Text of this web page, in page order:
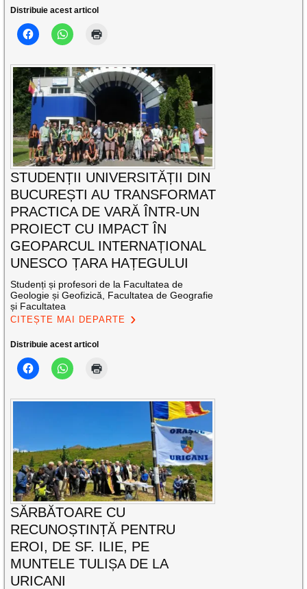
Distribuie acest articol
STUDENȚII UNIVERSITĂȚII DIN
BUCUREȘTI AU TRANSFORMAT
PRACTICA DE VARĂ ÎNTR-UN
PROIECT CU IMPACT ÎN
GEOPARCUL INTERNAȚIONAL
UNESCO ȚARA HAȚEGULUI
Studenți și profesori de la Facultatea de
Geologie și Geofizică, Facultatea de Geografie
și Facultatea
CITEȘTE MAI DEPARTE
Distribuie acest articol
SĂRBĂTOARE CU
RECUNOȘTINȚĂ PENTRU
EROI, DE SF. ILIE, PE
MUNTELE TULIȘA DE LA
URICANI